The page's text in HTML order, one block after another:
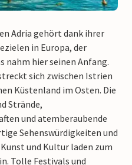
Adria gehört dank ihrer
in Europa, der
nahm hier seinen Anfang.
sich zwischen Istrien
Küstenland im Osten. Die
Strände,
und atemberaubende
Sehenswürdigkeiten und
und Kultur laden zum
Tolle Festivals und